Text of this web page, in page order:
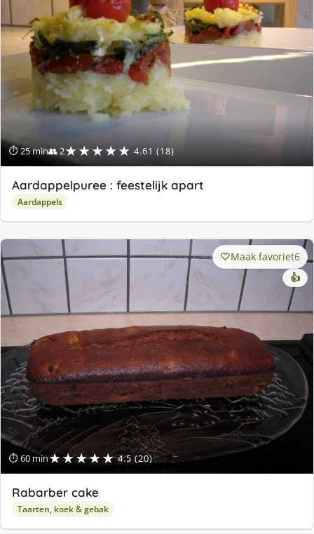
⏱ 25 min👥 2★★★★★ 4.61 (18)
Aardappelpuree : feestelijk apart
Aardappels
⏱ 60 min★★★★★ 4.5 (20)
Maak favoriet6
👍
Rabarber cake
Taarten, koek & gebak